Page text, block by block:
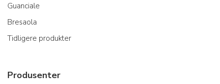
Guanciale
Bresaola
Tidligere produkter
Produsenter